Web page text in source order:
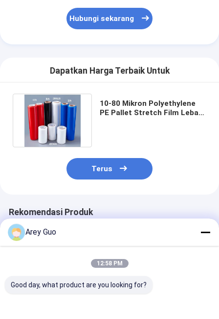
Hubungi sekarang
Dapatkan Harga Terbaik Untuk
10-80 Mikron Polyethylene
PE Pallet Stretch Film Lebar
Terus
Rekomendasi Produk
Arey Guo
12:58 PM
Good day, what product are you looking for?